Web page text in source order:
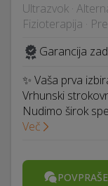
Ultrazvok ·
Fizioterapija ·
Garancija
✨ Vaša prva
Vrhunski
Nudimo širok
Več